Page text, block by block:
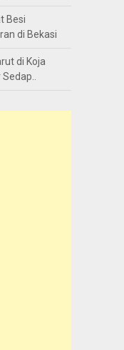
Besi
di Bekasi
di Koja